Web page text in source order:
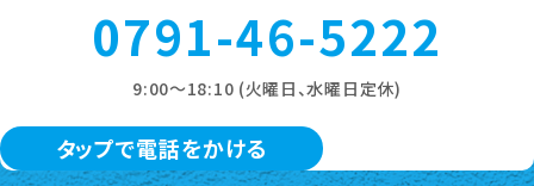
0791-46-5222
9:00～18:10 (火曜日、水曜日定休)
タップで電話をかける